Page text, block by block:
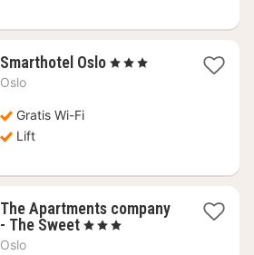
Smarthotel Oslo1
, 3 Sterren
Oslo
Gratis Wi-Fi
Lift
The Apartments company
- The Sweet1
, 3 Sterren
Oslo